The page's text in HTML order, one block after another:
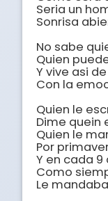
Seria un
Sonrisa
No sabe
Quien
Y vive asi
Con la
Quien le
Dime quein
Quien le
Por
Y en cada
Como
Le